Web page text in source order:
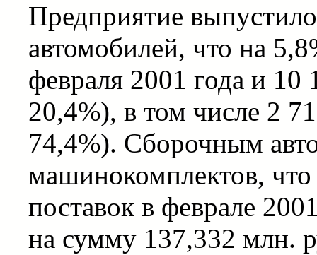
Предприятие
автомобилей, что на
февраля 2001 года и 10
20,4%), в том числе 2
74,4%). Сборочным
машинокомплектов,
поставок в феврале
на сумму 137,332 млн.